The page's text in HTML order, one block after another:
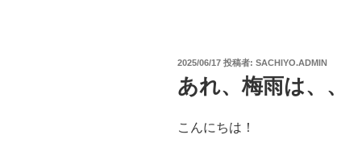
投
稿
日:
2025/06/17 投稿者: SACHIYO.ADMIN
あれ、梅雨は、、
こんにちは！